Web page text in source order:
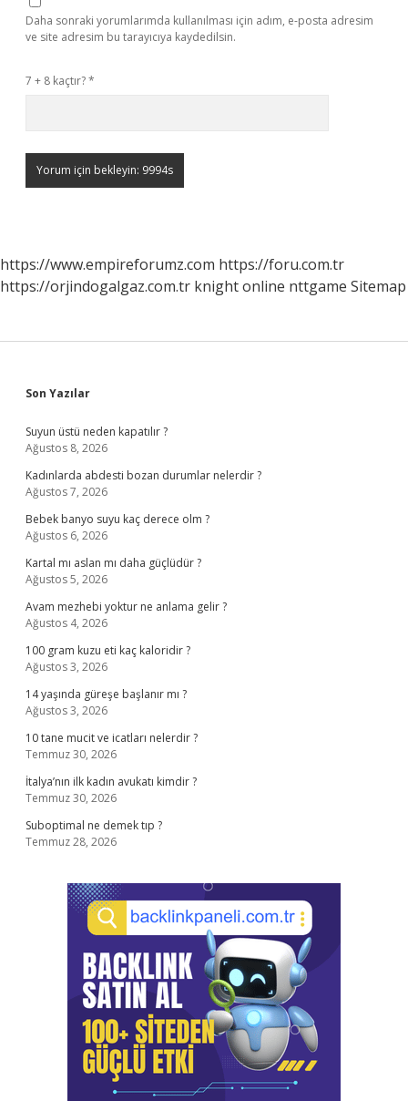
Daha sonraki yorumlarımda kullanılması için adım, e-posta adresim
ve site adresim bu tarayıcıya kaydedilsin.
7 + 8 kaçtır?*
https://www.empireforumz.com https://foru.com.tr
https://orjindogalgaz.com.tr knight online nttgame Sitemap
Sidebar
Son Yazılar
Suyun üstü neden kapatılır ?
Ağustos 8, 2026
Kadınlarda abdesti bozan durumlar nelerdir ?
Ağustos 7, 2026
Bebek banyo suyu kaç derece olm ?
Ağustos 6, 2026
Kartal mı aslan mı daha güçlüdür ?
Ağustos 5, 2026
Avam mezhebi yoktur ne anlama gelir ?
Ağustos 4, 2026
100 gram kuzu eti kaç kaloridir ?
Ağustos 3, 2026
14 yaşında güreşe başlanır mı ?
Ağustos 3, 2026
10 tane mucit ve icatları nelerdir ?
Temmuz 30, 2026
İtalya’nın ilk kadın avukatı kimdir ?
Temmuz 30, 2026
Suboptimal ne demek tıp ?
Temmuz 28, 2026